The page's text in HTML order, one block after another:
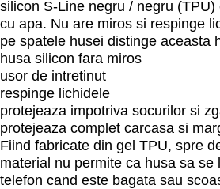
silicon S-Line negru / negru
cu apa. Nu are miros si respinge
pe spatele husei distinge aceasta
husa silicon fara miros
usor de intretinut
respinge lichidele
protejeaza impotriva socurilor si
protejeaza complet carcasa si
Fiind fabricate din gel TPU, spre
material nu permite ca husa sa
telefon cand este bagata sau